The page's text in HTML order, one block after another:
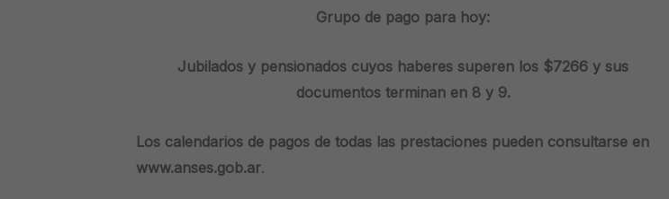
Grupo de pago para hoy:
Jubilados y pensionados cuyos haberes superen los $7266 y sus
documentos terminan en 8 y 9.
Los calendarios de pagos de todas las prestaciones pueden consultarse en
www.anses.gob.ar.